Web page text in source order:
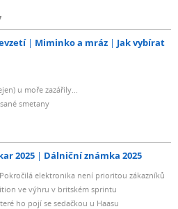
Miminko a mráz
Jak vybírat
u moře zazářily...
smetany
2025 Dálniční známka 2025
elektronika není prioritou zákazníků
ve výhru v britském sprintu
ho pojí se sedačkou u Haasu